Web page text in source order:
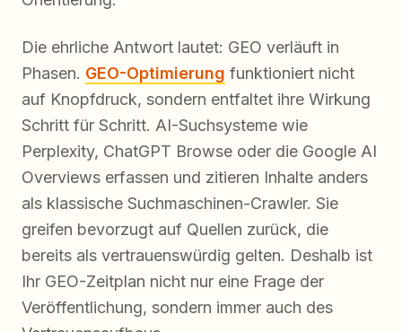
Die ehrliche Antwort lautet: GEO verläuft in
Phasen. GEO-Optimierung funktioniert nicht
auf Knopfdruck, sondern entfaltet ihre Wirkung
Schritt für Schritt. AI-Suchsysteme wie
Perplexity, ChatGPT Browse oder die Google AI
Overviews erfassen und zitieren Inhalte anders
als klassische Suchmaschinen-Crawler. Sie
greifen bevorzugt auf Quellen zurück, die
bereits als vertrauenswürdig gelten. Deshalb ist
Ihr GEO-Zeitplan nicht nur eine Frage der
Veröffentlichung, sondern immer auch des